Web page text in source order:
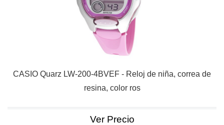
CASIO Quarz LW-200-4BVEF - Reloj de niña, correa de
resina, color ros
Ver Precio